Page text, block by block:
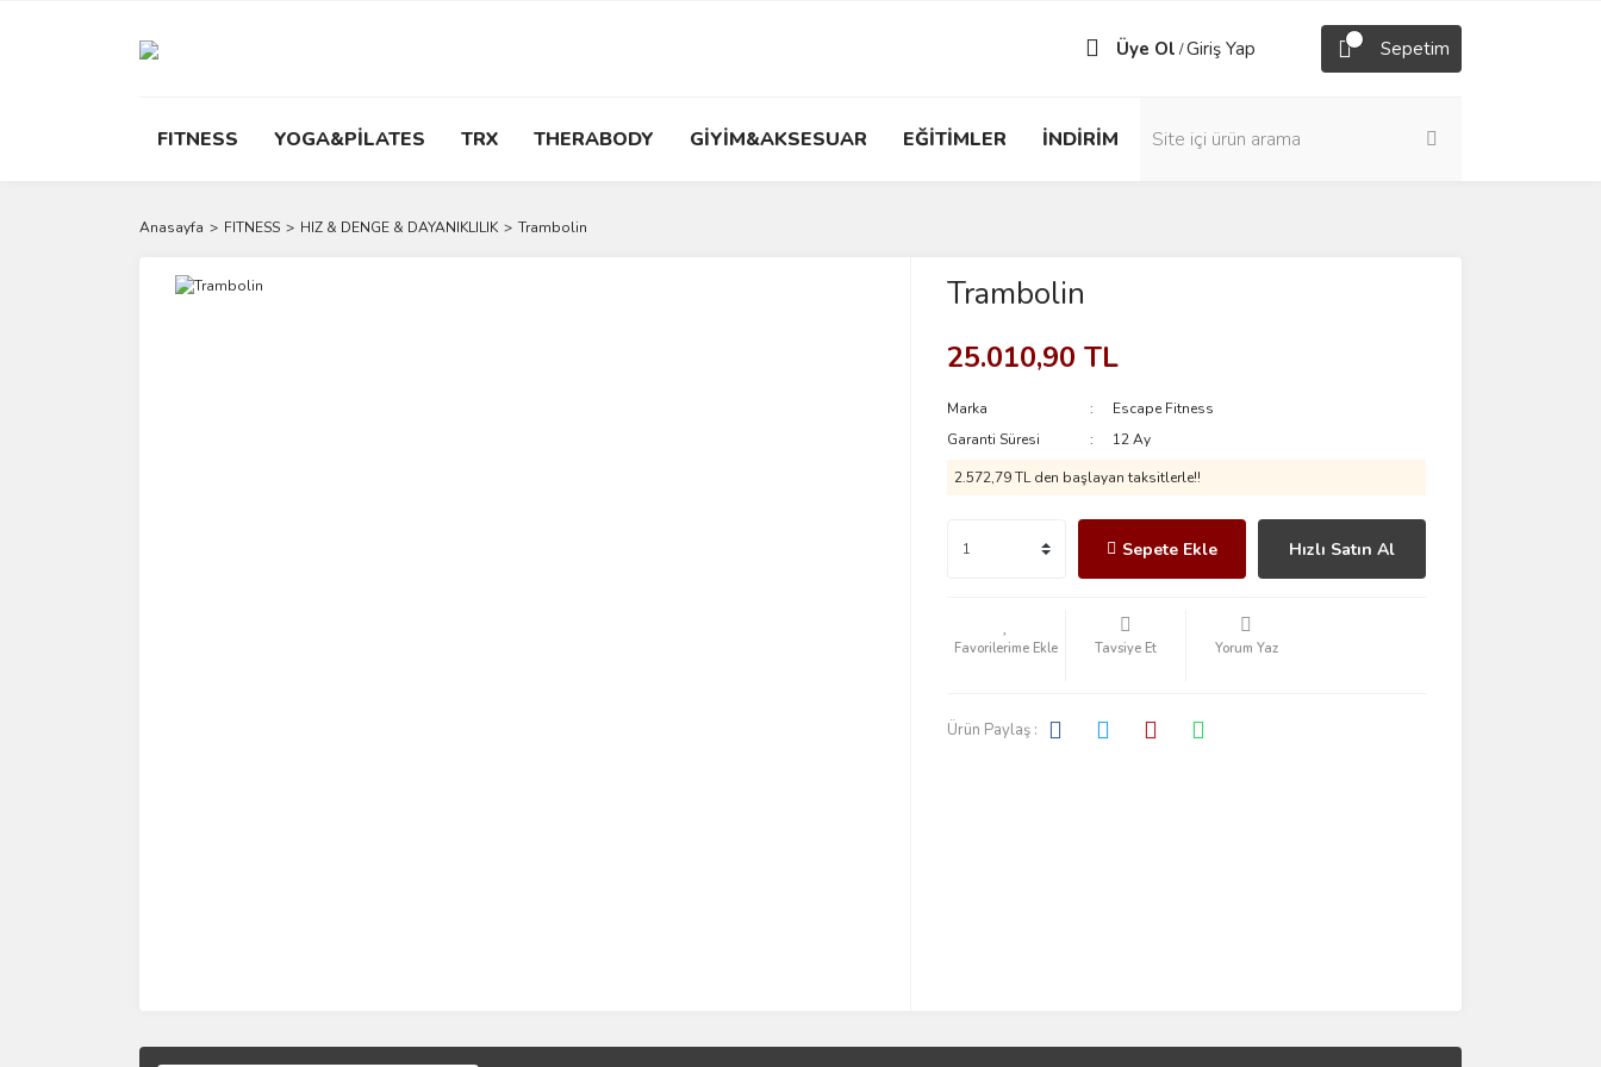
Üye Ol /Giriş Yap Sepetim
FITNESS YOGA&PİLATES TRX THERABODY GİYİM&AKSESUAR EĞİTİMLER İNDİRİM
Anasayfa FITNESS HIZ & DENGE & DAYANIKLILIK Trambolin
Trambolin
25.010,90 TL
Marka
Escape Fitness
Garanti Süresi
12 Ay
2.572,79 TL den başlayan taksitlerle!!
Sepete Ekle Hızlı Satın Al
Tavsiye Et Yorum Yaz
Ürün Paylaş :